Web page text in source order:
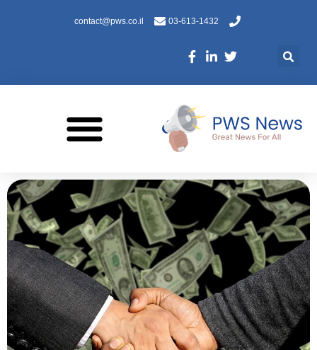
03-613-1432
contact@pws.co.il